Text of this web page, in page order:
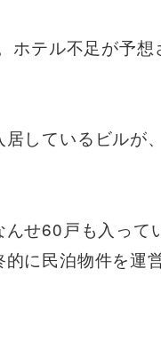
テル不足が予
しているビル
せ60戸も入っ
に民泊物件を運